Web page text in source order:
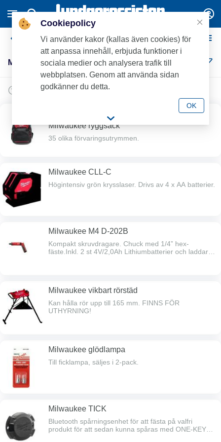
Milwaukee Övrigt
Milwaukee Övrigt (7)
Milwaukee ryggsäck
35 olika förvaringsutrymmen.
Milwaukee CLL-C
Högintensiv grön krysslaser. Drivs av 4 x AA batterier.
Milwaukee M4 D-202B
Kompakt skruvdragare. Chuck med 1/4” hex-
fäste.Inkl. 2 st 4V/2,0Ah Lithiumbatterier och laddare.
Milwaukee vikbart rörstäd
Kan hålla rör upp till 165 mm. FINNS FÖR
UTHYRNING!
Milwaukee glödlampa
Till ficklampa, säljes i 2-pack.
Milwaukee TICK
Bluetooth spårningsenhet för att fästa på valfri
produkt för att sedan kunna spåras med ONE-KEY
Cookiepolicy
Vi använder kakor (kallas även cookies) för
att anpassa innehåll, erbjuda funktioner i
sociala medier och analysera trafik till
webbplatsen. Genom att använda sidan
godkänner du detta.
OK